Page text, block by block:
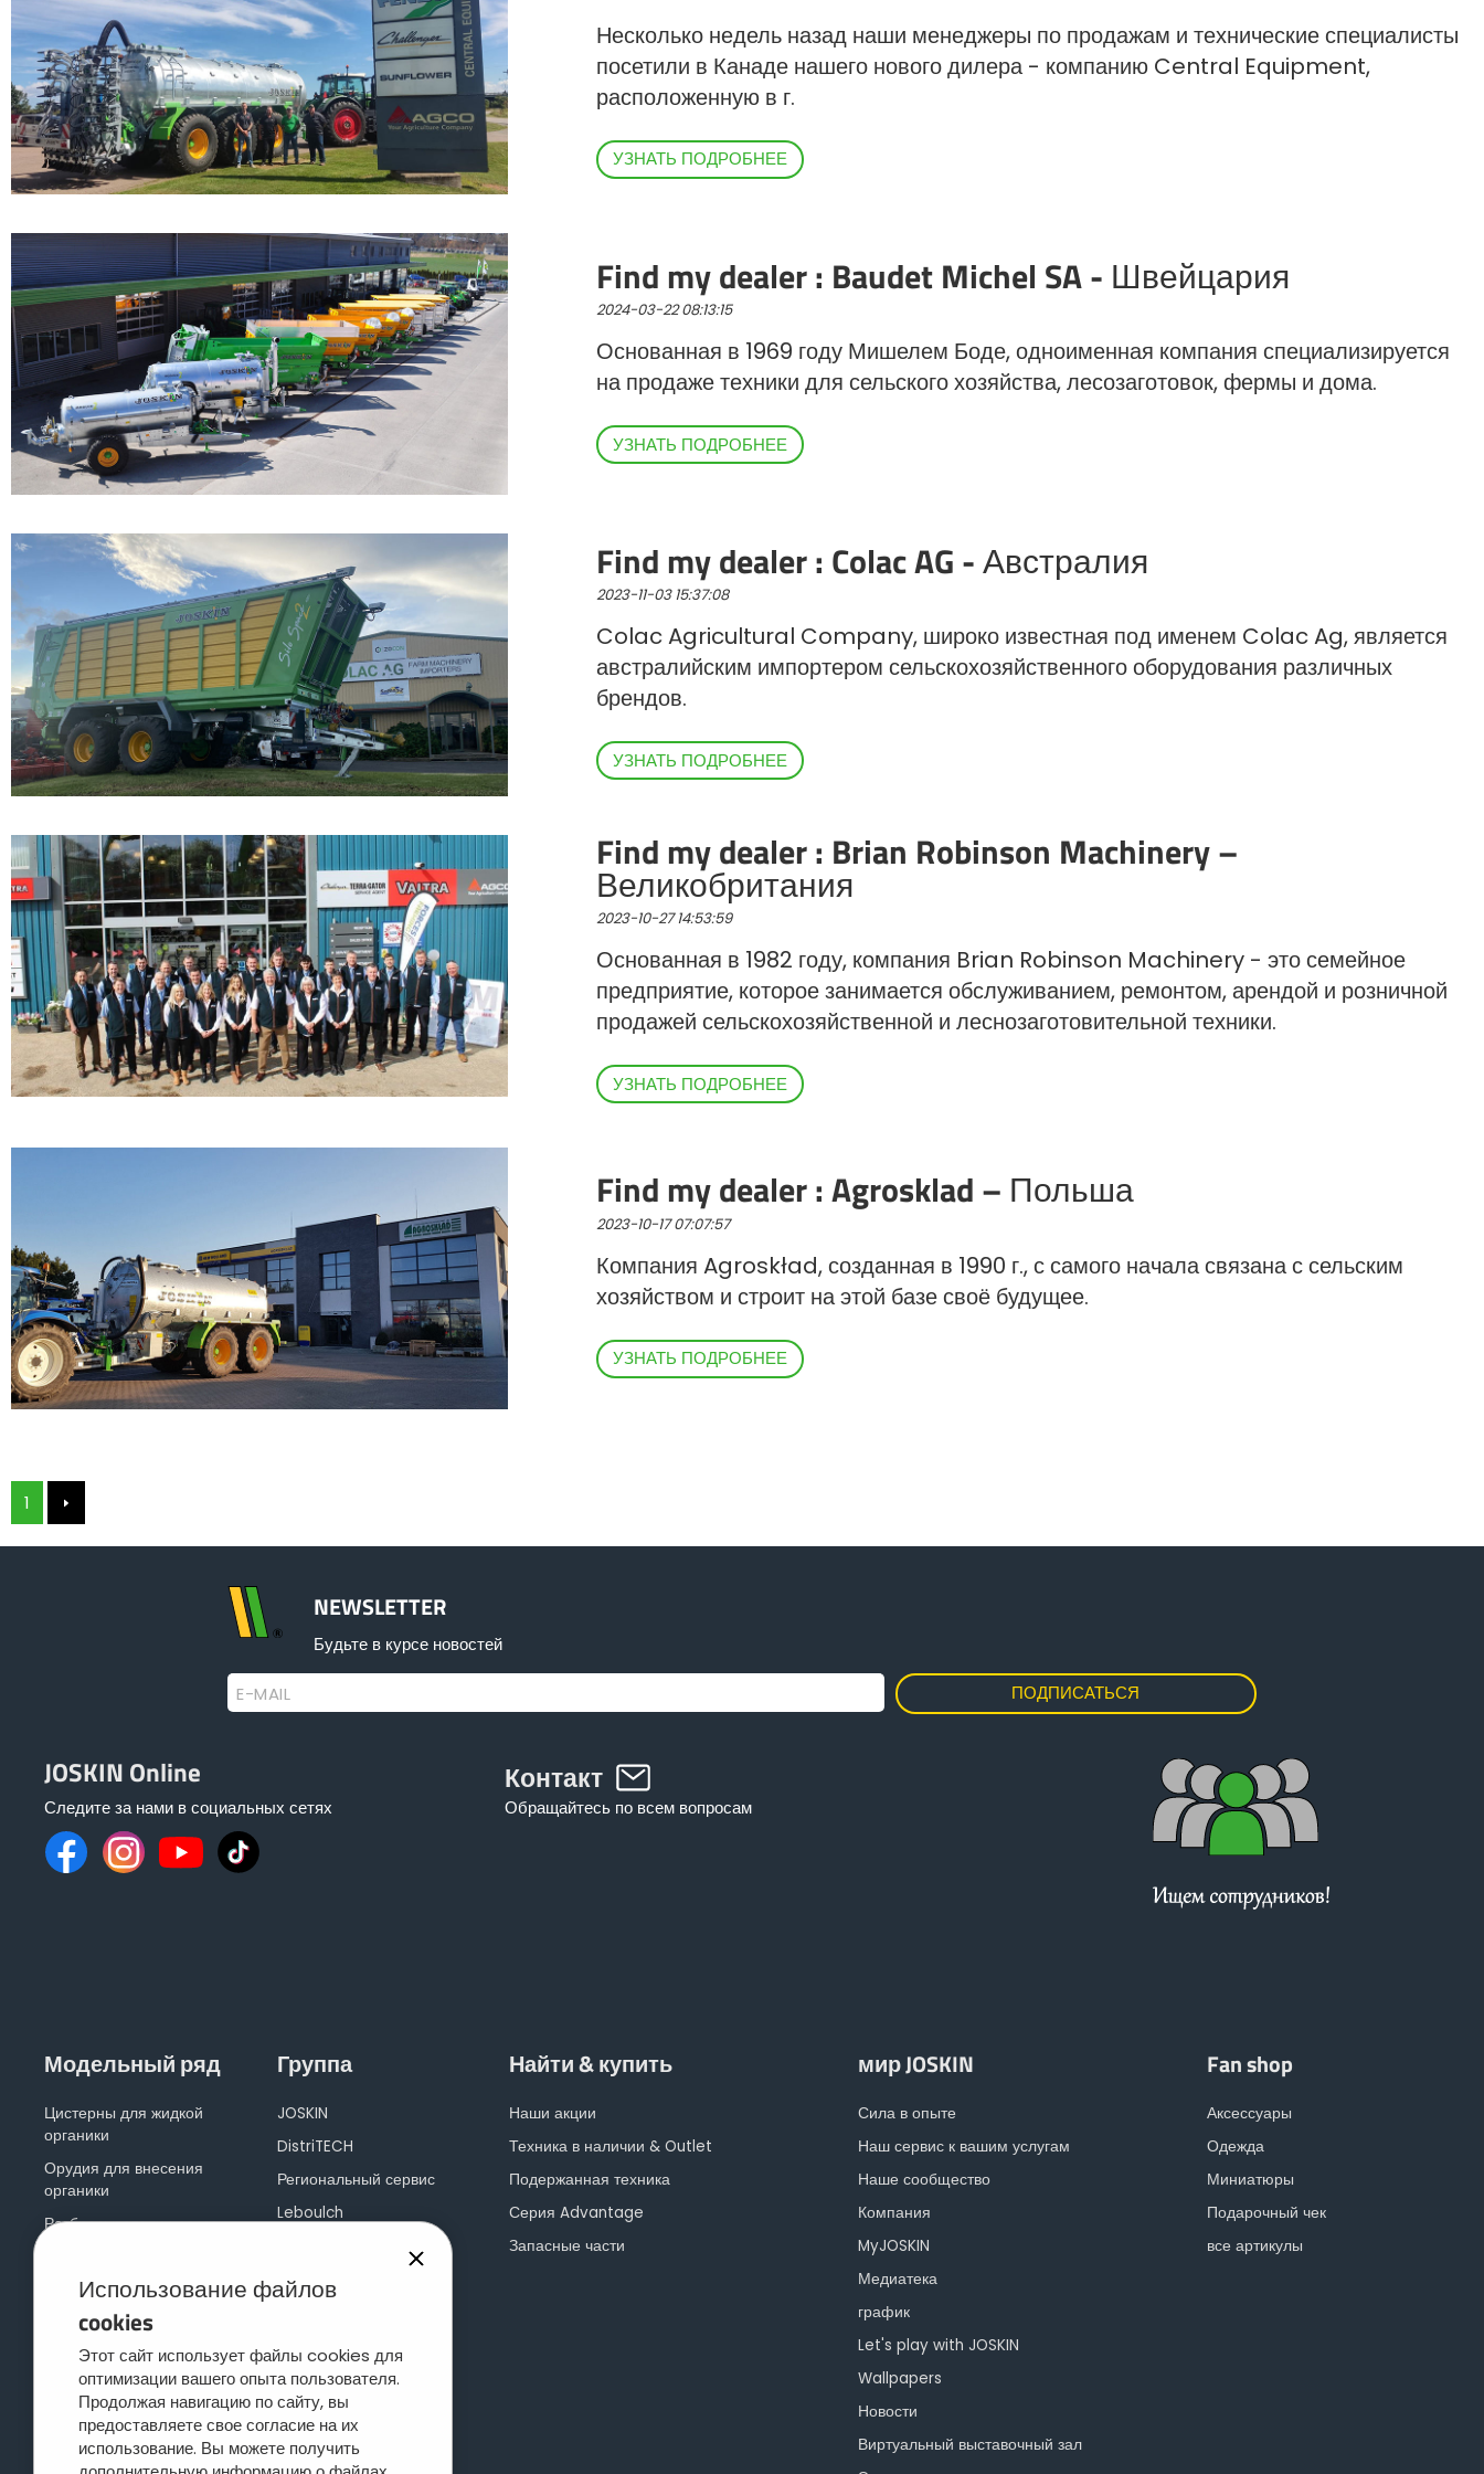
Использование файлов
cookies
Этот сайт использует файлы cookies для
оптимизации вашего опыта пользователя.
Продолжая навигацию по сайту, вы
предоставляете свое согласие на их
использование. Вы можете получить
СКОТОВОЗЫ
УХОД ЗА ПАСТБИЩАМИ
БОЧКИ И БАКИ ДЛЯ ВОДЫ
КАНАЛОПРОМЫВОЧНЫЕ МАШИНЫ
МИКСЕР ДЛЯ НАВОЗНОЙ ЖИЖИ
ВИРТУАЛЬНЫЙ ВЫСТАВОЧНЫЙ ЗАЛ
ЭКСКУРСИЯ ПО ЗАВОДУ
ВИРТУАЛЬНЫЙ СТЕНД
Suomi
Eesti keel Slovenija Lietuvių kalba
Česká republika Srpski
日本語 中文 Português
Türk العربية
Несколько недель назад наши менеджеры по продажам и технические специалисты
посетили в Канаде нашего нового дилера - компанию Central Equipment,
расположенную в г.
УЗНАТЬ ПОДРОБНЕЕ
Find my dealer : Baudet Michel SA - Швейцария
2024-03-22 08:13:15
Основанная в 1969 году Мишелем Боде, одноименная компания специализируется
на продаже техники для сельского хозяйства, лесозаготовок, фермы и дома.
УЗНАТЬ ПОДРОБНЕЕ
Find my dealer : Colac AG - Австралия
2023-11-03 15:37:08
Colac Agricultural Company, широко известная под именем Colac Ag, является
австралийским импортером сельскохозяйственного оборудования различных
брендов.
УЗНАТЬ ПОДРОБНЕЕ
Find my dealer : Brian Robinson Machinery –
Великобритания
2023-10-27 14:53:59
Основанная в 1982 году, компания Brian Robinson Machinery - это семейное
предприятие, которое занимается обслуживанием, ремонтом, арендой и розничной
продажей сельскохозяйственной и леснозаготовительной техники.
УЗНАТЬ ПОДРОБНЕЕ
Find my dealer : Agrosklad – Польша
2023-10-17 07:07:57
Компания Agroskład, созданная в 1990 г., с самого начала связана с сельским
хозяйством и строит на этой базе своё будущее.
УЗНАТЬ ПОДРОБНЕЕ
1
NEWSLETTER
Будьте в курсе новостей
E-MAIL
JOSKIN Online
Следите за нами в социальных сетях
Контакт
Обращайтесь по всем вопросам
Модельный ряд
Цистерны для жидкой
органики
Орудия для внесения
органики
Разбрасыватели навоза
Многофункциональный
Фуражные прицепы
Прицепы-платформы
Концепция cargo
Скотовозы
Группа
JOSKIN
DistriTECH
Региональный сервис
Leboulch
JOSKIN логистика
Найти & купить
Наши акции
Техника в наличии & Outlet
Подержанная техника
Серия Advantage
Запасные части
мир JOSKIN
Сила в опыте
Наш сервис к вашим услугам
Наше сообщество
Компания
MyJOSKIN
Медиатека
график
Let's play with JOSKIN
Wallpapers
Новости
Виртуальный выставочный зал
Fan shop
Аксессуары
Одежда
Миниатюры
Подарочный чек
все артикулы